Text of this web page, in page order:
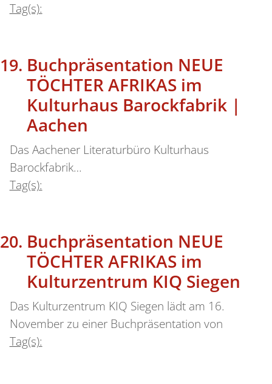
Tag(s):
Buchpräsentation NEUE
TÖCHTER AFRIKAS im
Kulturhaus Barockfabrik |
Aachen
Das Aachener Literaturbüro Kulturhaus
Barockfabrik…
Tag(s):
Buchpräsentation NEUE
TÖCHTER AFRIKAS im
Kulturzentrum KIQ Siegen
Das Kulturzentrum KIQ Siegen lädt am 16.
November zu einer Buchpräsentation von
Tag(s):